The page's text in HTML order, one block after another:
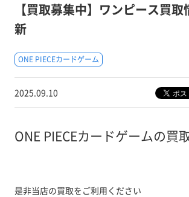
【買取募集中】ワンピース買
新
ONE PIECEカードゲーム
2025.09.10
ONE PIECEカードゲームの買
是非当店の買取をご利用ください